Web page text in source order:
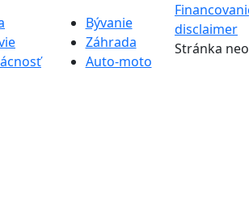
Bývanie
Záhrada
Auto-moto
disclaimer
Stránka